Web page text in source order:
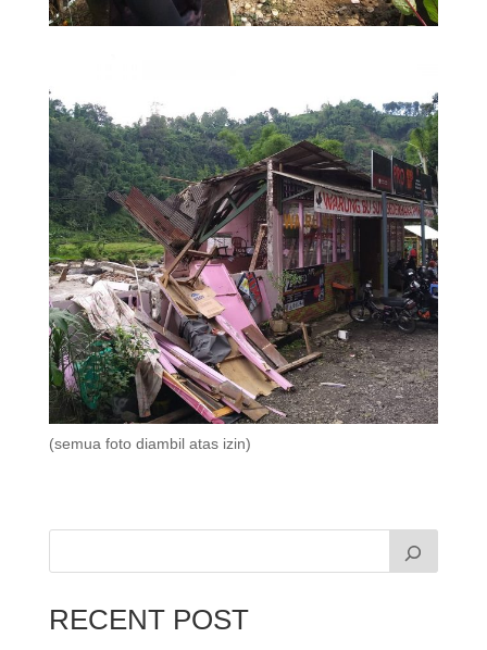
(semua foto diambil atas izin)
RECENT POST